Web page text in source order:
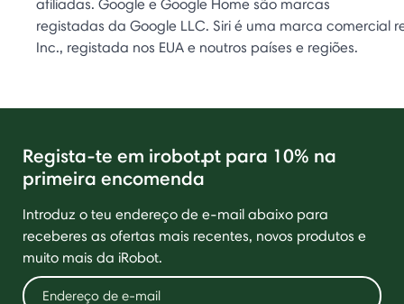
afiliadas. Google e Google Home são marcas
registadas da Google LLC. Siri é uma marca comercial
Inc., registada nos EUA e noutros países e regiões.
Regista-te em irobot.pt para 10% na
primeira encomenda
Introduz o teu endereço de e-mail abaixo para
receberes as ofertas mais recentes, novos produtos e
muito mais da iRobot.